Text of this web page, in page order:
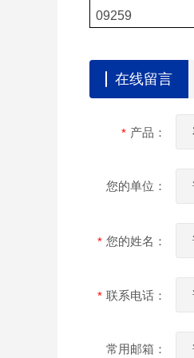
09259
在线留言
产品：
您的单位：
您的姓名：
联系电话：
常用邮箱：